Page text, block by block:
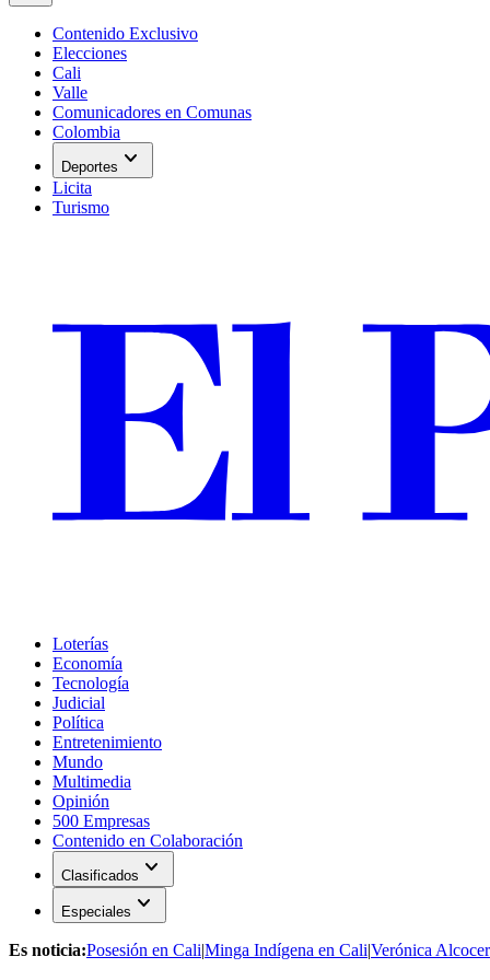
Contenido Exclusivo
Elecciones
Cali
Valle
Comunicadores en Comunas
Colombia
Deportes expand_more
Licita
Turismo
Loterías
Economía
Tecnología
Judicial
Política
Entretenimiento
Mundo
Multimedia
Opinión
500 Empresas
Contenido en Colaboración
Clasificados expand_more
Especiales expand_more
Es noticia:Posesión en Cali|Minga Indígena en Cali|Verónica Alcocer